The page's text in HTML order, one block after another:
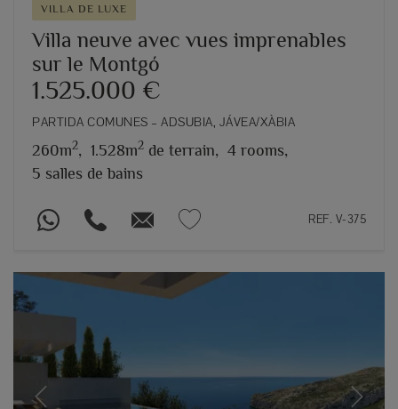
VILLA DE LUXE
Villa neuve avec vues imprenables
sur le Montgó
1.525.000 €
PARTIDA COMUNES – ADSUBIA, JÁVEA/XÀBIA
260m2, 1.528m2 de terrain, 4 rooms,
5 salles de bains
REF. V-375